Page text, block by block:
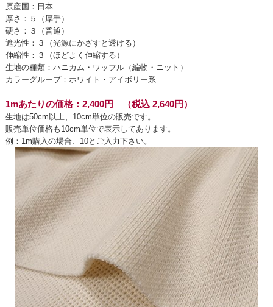
原産国：日本
厚さ：５（厚手）
硬さ：３（普通）
遮光性：３（光源にかざすと透ける）
伸縮性：３（ほどよく伸縮する）
生地の種類：ハニカム・ワッフル（編物・ニット）
カラーグループ：ホワイト・アイボリー系
1mあたりの価格：2,400円 （税込 2,640円）
生地は50cm以上、10cm単位の販売です。
販売単位価格も10cm単位で表示してあります。
例：1m購入の場合、10とご入力下さい。